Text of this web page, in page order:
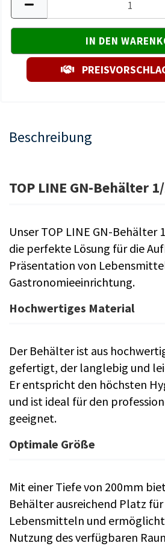
Beschreibung
TOP LINE GN-Behälter
Unser TOP LINE GN-Behälter
die perfekte Lösung für die
Präsentation von
Gastronomieeinrichtung.
Hochwertiges Material
Der Behälter ist aus
gefertigt, der langlebig und
Er entspricht den höchsten
und ist ideal für den
geeignet.
Optimale Größe
Mit einer Tiefe von 200mm
Behälter ausreichend Platz
Lebensmitteln und
Nutzung des verfügbaren